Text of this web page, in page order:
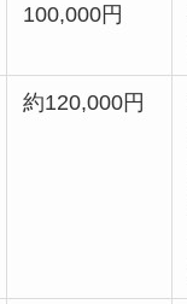
100,000円
約120,000円